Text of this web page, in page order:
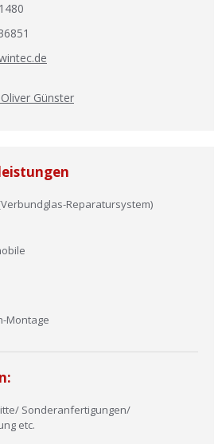
Günster
Reparatursystem)
Montage
Sonderanfertigungen/
etc.